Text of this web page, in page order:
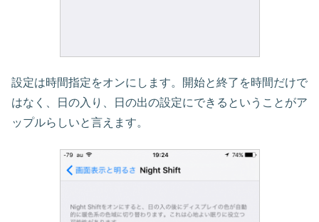
設定は時間指定をオンにします。開始と終了を時間だけで
はなく、日の入り、日の出の設定にできるということがア
ップルらしいと言えます。